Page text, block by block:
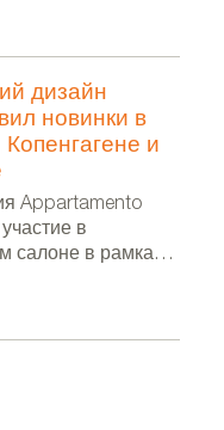
дизайн
новинки в
и
Appartamento
в
салоне в рамках